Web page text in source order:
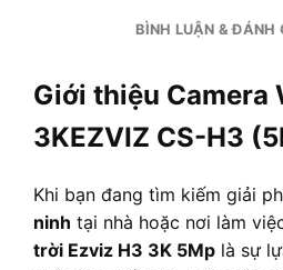
BÌNH LUẬN & ĐÁNH
Giới thiệu Camera
3KEZVIZ CS-H3
Khi bạn đang tìm kiếm giải
ninh tại nhà hoặc nơi làm
trời Ezviz H3 3K 5Mp là sự